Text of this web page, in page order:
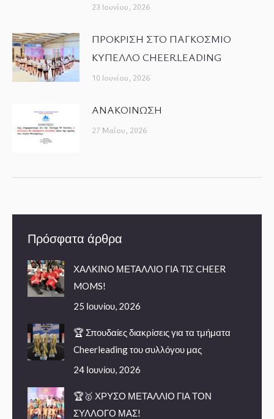
23 Ιουνίου, 2026
ΠΡΟΚΡΙΣΗ ΣΤΟ ΠΑΓΚΟΣΜΙΟ
ΚΥΠΕΛΛΟ CHEERLEADING
10 Ιουνίου, 2026
ΑΝΑΚΟΙΝΩΣΗ
27 Μαΐου, 2026
Πρόσφατα άρθρα
ΧΑΛΚΙΝΟ ΜΕΤΑΛΛΙΟ ΓΙΑ ΤΙΣ CHEER
MOMS!
25 Ιουνίου, 2026
🏆 Σπουδαίες διακρίσεις για τα τμήματα
Cheerleading του συλλόγου μας
24 Ιουνίου, 2026
🏆🥇 ΧΡΥΣΟ ΜΕΤΑΛΛΙΟ ΓΙΑ ΤΟΝ
ΣΥΛΛΟΓΟ ΜΑΣ!